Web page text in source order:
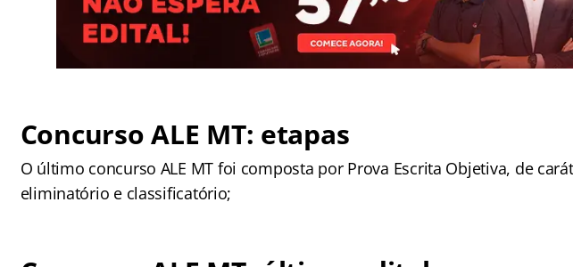
Concurso ALE MT: etapas
O último concurso ALE MT foi composta por Prova Escrita Objetiva, de
eliminatório e classificatório;